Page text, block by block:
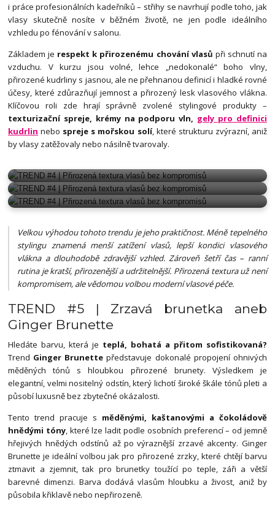
i práce profesionálních kadeřníků – střihy se navrhují podle toho, jak
vlasy skutečně nosíte v běžném životě, ne jen podle ideálního
vzhledu po fénování v salonu.
Základem je respekt k přirozenému chování vlasů při schnutí na
vzduchu. V kurzu jsou volné, lehce „nedokonalé“ boho vlny,
přirozené kudrliny s jasnou, ale ne přehnanou definicí i hladké rovné
účesy, které zdůrazňují jemnost a přirozený lesk vlasového vlákna.
Klíčovou roli zde hrají správně zvolené stylingové produkty –
texturizační spreje, krémy na podporu vln, gely pro definici
kudrlin nebo spreje s mořskou solí, které strukturu zvýrazní, aniž
by vlasy zatěžovaly nebo násilně tvarovaly.
PŘIROZENÁ TEXTURA
PŘIROZENÁ TEXTURA
Velkou výhodou tohoto trendu je jeho praktičnost. Méně tepelného
stylingu znamená menší zatížení vlasů, lepší kondici vlasového
vlákna a dlouhodobě zdravější vzhled. Zároveň šetří čas – ranní
rutina je kratší, přirozenější a udržitelnější. Přirozená textura už není
kompromisem, ale vědomou volbou moderní vlasové péče.
TREND #5 | Zrzavá brunetka aneb
Ginger Brunette
Hledáte barvu, která je teplá, bohatá a přitom sofistikovaná?
Trend Ginger Brunette představuje dokonalé propojení ohnivých
měděných tónů s hloubkou přirozené brunety. Výsledkem je
elegantní, velmi nositelný odstín, který lichotí široké škále tónů pleti a
působí luxusně bez zbytečné okázalosti.
Tento trend pracuje s měděnými, kaštanovými a čokoládově
hnědými tóny, které lze ladit podle osobních preferencí – od jemně
hřejivých hnědých odstínů až po výraznější zrzavé akcenty. Ginger
Brunette je ideální volbou jak pro přirozené zrzky, které chtějí barvu
ztmavit a zjemnit, tak pro brunetky toužící po teple, záři a větší
barevné dimenzi. Barva dodává vlasům hloubku a živost, aniž by
působila křiklavě nebo nepřirozeně.